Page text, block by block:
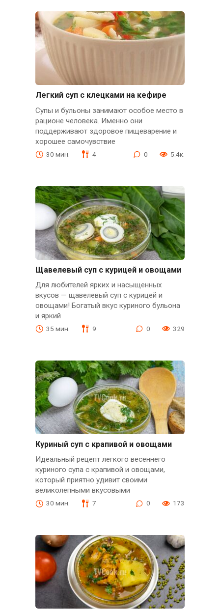
Легкий суп с клецками на кефире
Супы и бульоны занимают особое место в
рационе человека. Именно они
поддерживают здоровое пищеварение и
хорошее самочувствие
30 мин. 4 0 5.4к.
Щавелевый суп с курицей и овощами
Для любителей ярких и насыщенных
вкусов — щавелевый суп с курицей и
овощами! Богатый вкус куриного бульона
и яркий
35 мин. 9 0 329
Куриный суп с крапивой и овощами
Идеальный рецепт легкого весеннего
куриного супа с крапивой и овощами,
который приятно удивит своими
великолепными вкусовыми
30 мин. 7 0 173